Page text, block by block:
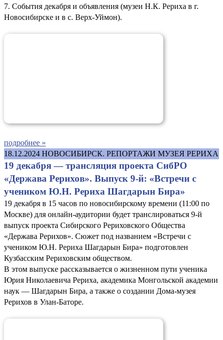
7. События декабря и объявления (музеи Н.К. Рериха в г.
Новосибирске и в с. Верх-Уймон).
подробнее »
18.12.2024 НОВОСИБИРСК. РЕПОРТАЖИ МУЗЕЯ РЕРИХА
19 декабря — трансляция проекта СибРО
«Держава Рерихов». Выпуск 9-й: «Встречи с
учеником Ю.Н. Рериха Шагдарын Бира»
19 декабря в 15 часов по новосибирскому времени (11:00 по
Москве) для онлайн-аудитории будет транслироваться 9-й
выпуск проекта Сибирского Рериховского Общества
«Держава Рерихов». Сюжет под названием «Встречи с
учеником Ю.Н. Рериха Шагдарын Бира» подготовлен
Кузбасским Рериховским обществом.
В этом выпуске рассказывается о жизненном пути ученика
Юрия Николаевича Рериха, академика Монгольской академии
наук — Шагдарын Бира, а также о создании Дома-музея
Рерихов в Улан-Баторе.